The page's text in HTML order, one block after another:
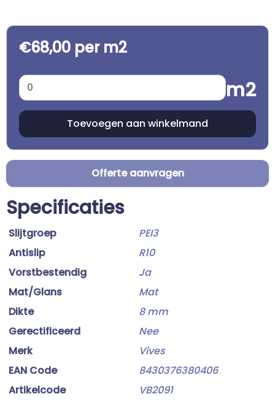
€68,00 per m2
m2
Offerte aanvragen
Specificaties
Slijtgroep
PEI3
Antislip
R10
Vorstbestendig
Ja
Mat/Glans
Mat
Dikte
8 mm
Gerectificeerd
Nee
Merk
Vives
EAN Code
8430376380406
Artikelcode
VB2091